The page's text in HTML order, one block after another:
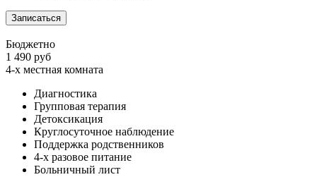
Записаться
Бюджетно
1 490 руб
4-х местная комната
Диагностика
Групповая терапия
Детоксикация
Круглосуточное наблюдение
Поддержка родственников
4-х разовое питание
Больничный лист